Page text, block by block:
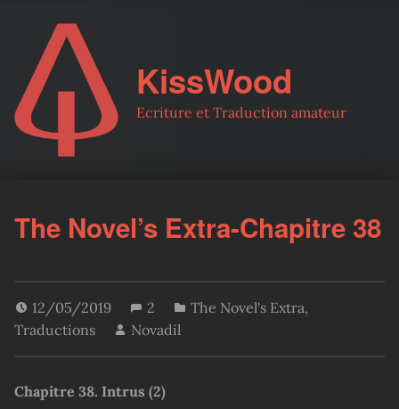
KissWood
Ecriture et Traduction amateur
The Novel’s Extra-Chapitre 38
12/05/2019 2 The Novel's Extra,
Traductions
Novadil
Chapitre 38. Intrus (2)